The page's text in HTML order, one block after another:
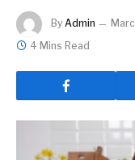
By Admin
4 Mins Read